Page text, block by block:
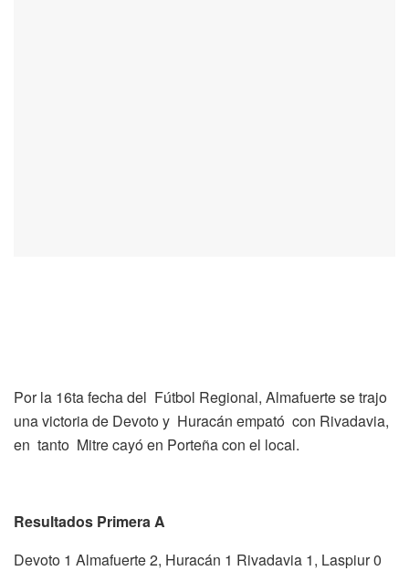
Por la 16ta fecha del Fútbol Regional, Almafuerte se trajo
una victoria de Devoto y Huracán empató con Rivadavia,
en tanto Mitre cayó en Porteña con el local.
Resultados Primera A
Devoto 1 Almafuerte 2, Huracán 1 Rivadavia 1, Laspiur 0